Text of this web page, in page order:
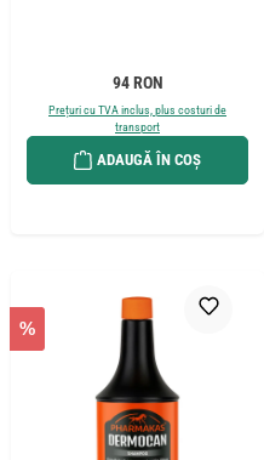
Preț obișnuit:
94 RON
Prețuri cu TVA inclus, plus costuri de
transport
ADAUGĂ ÎN COȘ
%